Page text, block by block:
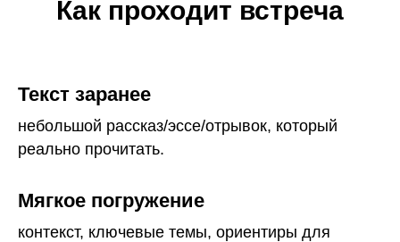
Как проходит встреча
Текст заранее
небольшой рассказ/эссе/отрывок, который
реально прочитать.
Мягкое погружение
контекст, ключевые темы, ориентиры для